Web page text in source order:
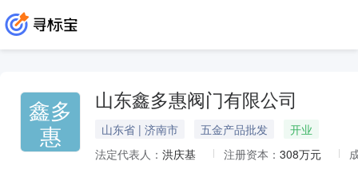
鑫多
惠
山东鑫多惠阀门有限公司
山东省 | 济南市 五金产品批发
开业
法定代表人： 洪庆基 注册资本： 308万元